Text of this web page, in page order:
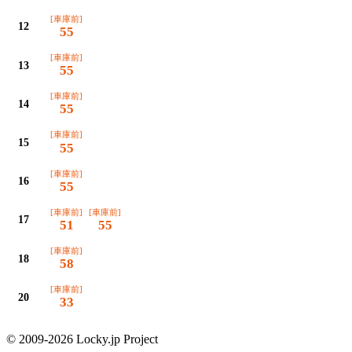
12
[車庫前]
55
13
[車庫前]
55
14
[車庫前]
55
15
[車庫前]
55
16
[車庫前]
55
17
[車庫前]
51
[車庫前]
55
18
[車庫前]
58
20
[車庫前]
33
© 2009-2026 Locky.jp Project